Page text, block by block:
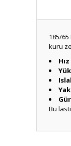
185/65
kuru
Hız
Bu